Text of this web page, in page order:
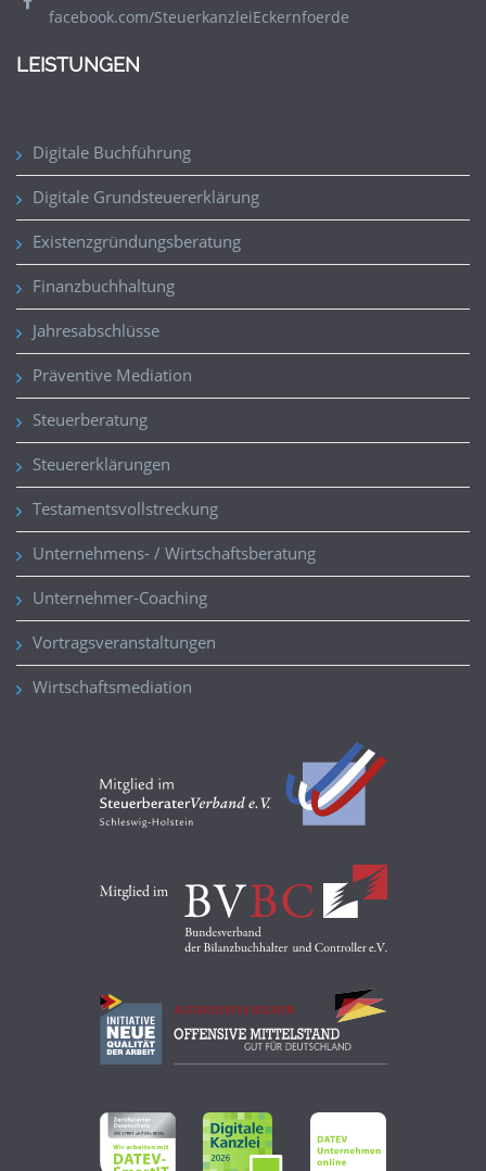
facebook.com/SteuerkanzleiEckernfoerde
LEISTUNGEN
Digitale Buchführung
Digitale Grundsteuererklärung
Existenzgründungsberatung
Finanzbuchhaltung
Jahresabschlüsse
Präventive Mediation
Steuerberatung
Steuererklärungen
Testamentsvollstreckung
Unternehmens- / Wirtschaftsberatung
Unternehmer-Coaching
Vortragsveranstaltungen
Wirtschaftsmediation